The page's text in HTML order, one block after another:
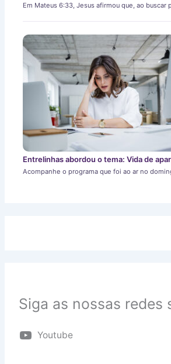
Em Mateus 6:33, Jesus afirmou que, ao buscar
Entrelinhas abordou o tema: Vida de
Acompanhe o programa que foi ao ar no
Siga as nossas redes
Youtube